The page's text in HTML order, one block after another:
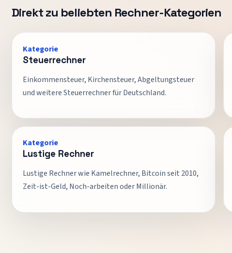
Direkt zu beliebten Rechner-Kategorien
Kategorie
Steuerrechner
Einkommensteuer, Kirchensteuer, Abgeltungsteuer
und weitere Steuerrechner für Deutschland.
Kategorie
Lustige Rechner
Lustige Rechner wie Kamelrechner, Bitcoin seit 2010,
Zeit-ist-Geld, Noch-arbeiten oder Millionär.